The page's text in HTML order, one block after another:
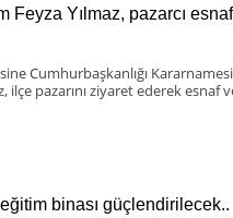
Feyza Yılmaz, pazarcı
Cumhurbaşkanlığı
ilçe pazarını ziyaret ederek
binası güçlendirilecek..